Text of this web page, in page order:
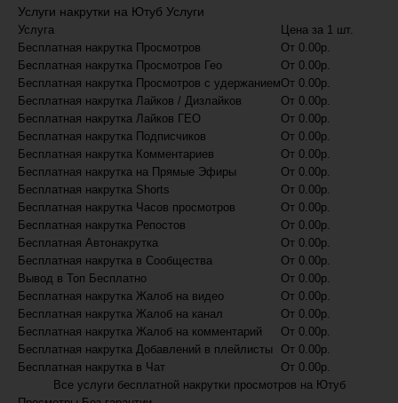
Услуги накрутки на Ютуб Услуги
Услуга
Цена за 1 шт.
Бесплатная накрутка Просмотров
От 0.00р.
Бесплатная накрутка Просмотров Гео
От 0.00р.
Бесплатная накрутка Просмотров с удержаниемОт 0.00р.
Бесплатная накрутка Лайков / Дизлайков
От 0.00р.
Бесплатная накрутка Лайков ГЕО
От 0.00р.
Бесплатная накрутка Подписчиков
От 0.00р.
Бесплатная накрутка Комментариев
От 0.00р.
Бесплатная накрутка на Прямые Эфиры
От 0.00р.
Бесплатная накрутка Shorts
От 0.00р.
Бесплатная накрутка Часов просмотров
От 0.00р.
Бесплатная накрутка Репостов
От 0.00р.
Бесплатная Автонакрутка
От 0.00р.
Бесплатная накрутка в Сообщества
От 0.00р.
Вывод в Топ Бесплатно
От 0.00р.
Бесплатная накрутка Жалоб на видео
От 0.00р.
Бесплатная накрутка Жалоб на канал
От 0.00р.
Бесплатная накрутка Жалоб на комментарий
От 0.00р.
Бесплатная накрутка Добавлений в плейлисты
От 0.00р.
Бесплатная накрутка в Чат
От 0.00р.
Все услуги бесплатной накрутки просмотров на Ютуб